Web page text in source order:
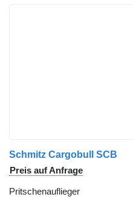
Schmitz Cargobull SCB
Preis auf Anfrage
Pritschenauflieger